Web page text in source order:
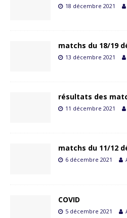
18 décembre 2021
matchs du 18/19
13 décembre 2021
résultats des
11 décembre 2021
matchs du 11/12
6 décembre 2021
COVID
5 décembre 2021